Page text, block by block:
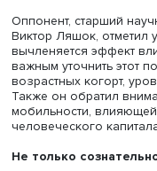
Полученные
представление о
капитала в России.
заработка с
(годового)